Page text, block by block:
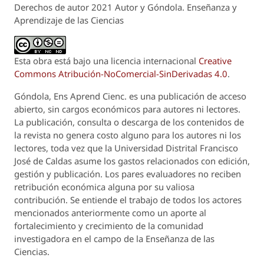
Derechos de autor 2021 Autor y Góndola. Enseñanza y
Aprendizaje de las Ciencias
Esta obra está bajo una licencia internacional Creative
Commons Atribución-NoComercial-SinDerivadas 4.0.
Góndola, Ens Aprend Cienc. es una publicación de acceso
abierto, sin cargos económicos para autores ni lectores.
La publicación, consulta o descarga de los contenidos de
la revista no genera costo alguno para los autores ni los
lectores, toda vez que la Universidad Distrital Francisco
José de Caldas asume los gastos relacionados con edición,
gestión y publicación. Los pares evaluadores no reciben
retribución económica alguna por su valiosa
contribución. Se entiende el trabajo de todos los actores
mencionados anteriormente como un aporte al
fortalecimiento y crecimiento de la comunidad
investigadora en el campo de la Enseñanza de las
Ciencias.